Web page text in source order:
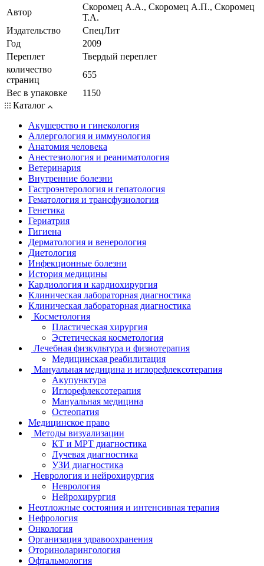
Автор
Скоромец А.А., Скоромец А.П., Скоромец
Т.А.
Издательство
СпецЛит
Год
2009
Переплет
Твердый переплет
количество
страниц
655
Вес в упаковке
1150
Каталог
Акушерство и гинекология
Аллергология и иммунология
Анатомия человека
Анестезиология и реаниматология
Ветеринария
Внутренние болезни
Гастроэнтерология и гепатология
Гематология и трансфузиология
Генетика
Гериатрия
Гигиена
Дерматология и венерология
Диетология
Инфекционные болезни
История медицины
Кардиология и кардиохирургия
Клиническая лабораторная диагностика
Клиническая лабораторная диагностика
Косметология
Пластическая хирургия
Эстетическая косметология
Лечебная физкультура и физиотерапия
Медицинская реабилитация
Мануальная медицина и иглорефлексотерапия
Акупунктура
Иглорефлексотерапия
Мануальная медицина
Остеопатия
Медицинское право
Методы визуализации
КТ и МРТ диагностика
Лучевая диагностика
УЗИ диагностика
Неврология и нейрохирургия
Неврология
Нейрохирургия
Неотложные состояния и интенсивная терапия
Нефрология
Онкология
Организация здравоохранения
Оториноларингология
Офтальмология